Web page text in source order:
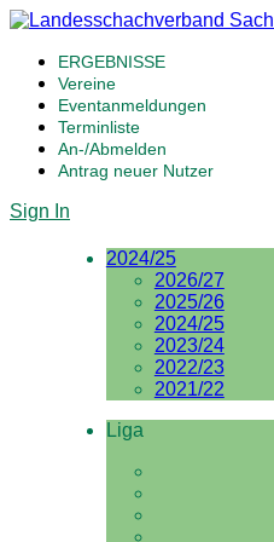
ERGEBNISSE
Vereine
Eventanmeldungen
Terminliste
An-/Abmelden
Antrag neuer Nutzer
Sign In
2024/25
2026/27
2025/26
2024/25
2023/24
2022/23
2021/22
Liga